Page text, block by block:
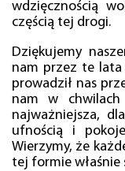
wdzięcznością
częścią tej drogi.
Dziękujemy
nam przez te lata
prowadził nas
nam w
najważniejsza,
ufnością i
Wierzymy, że
tej formie właśnie